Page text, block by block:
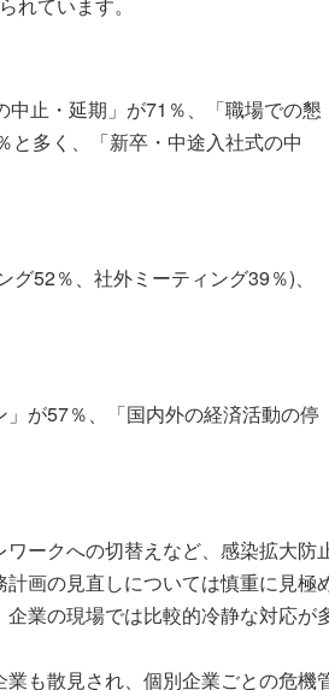
中止・延期」が71％、「職場での懇
多く、「新卒・中途入社式の中
52％、社外ミーティング39％)、
が57％、「国内外の経済活動の停
ークへの切替えなど、感染拡大防
画の見直しについては慎重に見極
業の現場では比較的冷静な対応が
も散見され、個別企業ごとの危機